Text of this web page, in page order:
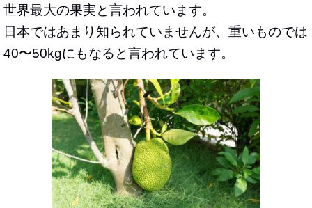
世界最大の果実と言われています。
日本ではあまり知られていませんが、重いものでは
40〜50kgにもなると言われています。